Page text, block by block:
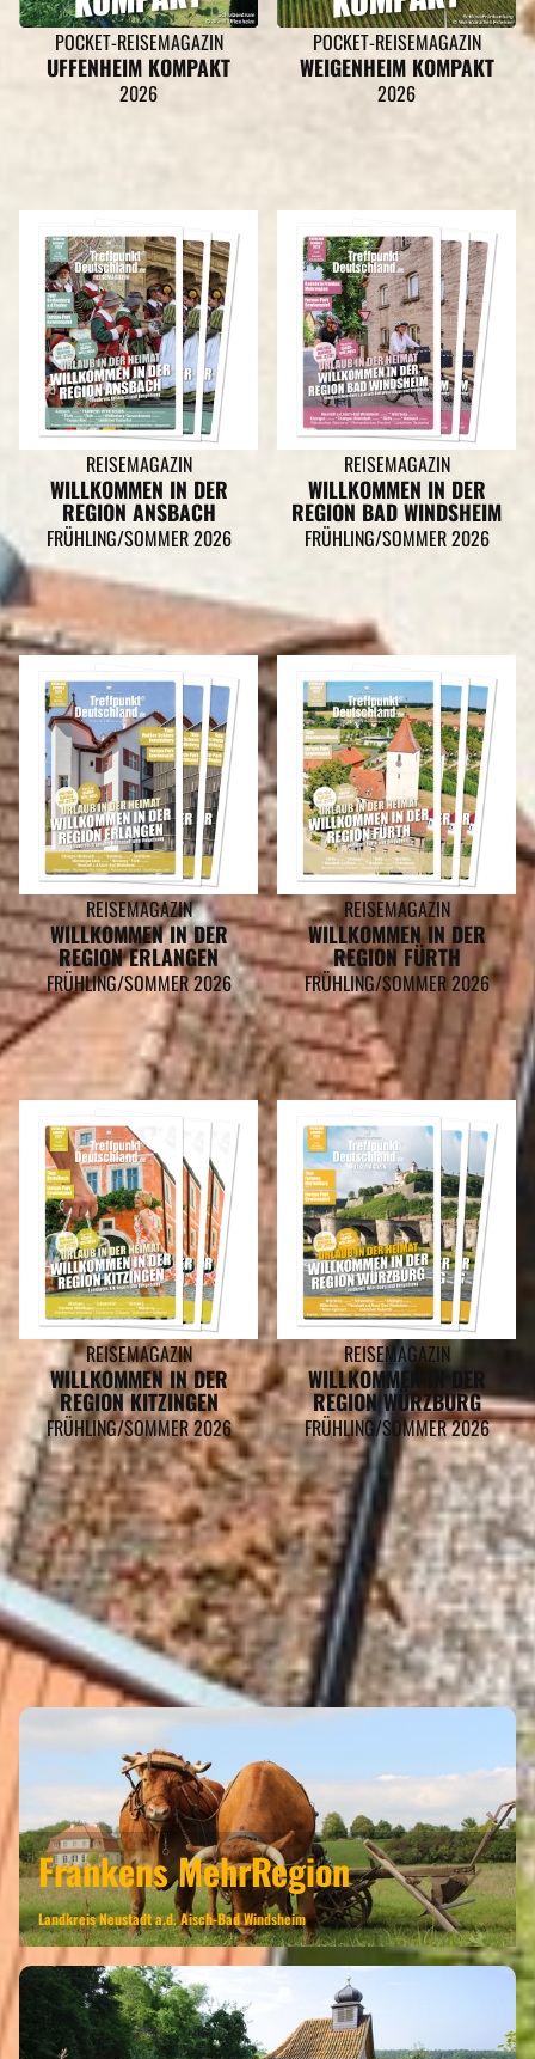
POCKET-REISEMAGAZIN
UFFENHEIM KOMPAKT
2026
POCKET-REISEMAGAZIN
WEIGENHEIM KOMPAKT
2026
REISEMAGAZIN
WILLKOMMEN IN DER
REGION ANSBACH
FRÜHLING/SOMMER 2026
REISEMAGAZIN
WILLKOMMEN IN DER
REGION BAD WINDSHEIM
FRÜHLING/SOMMER 2026
REISEMAGAZIN
WILLKOMMEN IN DER
REGION ERLANGEN
FRÜHLING/SOMMER 2026
REISEMAGAZIN
WILLKOMMEN IN DER
REGION FÜRTH
FRÜHLING/SOMMER 2026
REISEMAGAZIN
WILLKOMMEN IN DER
REGION KITZINGEN
FRÜHLING/SOMMER 2026
REISEMAGAZIN
WILLKOMMEN IN DER
REGION WÜRZBURG
FRÜHLING/SOMMER 2026
MARKT NORDHEIM GEHÖRT ZU
DEN REGIONEN
Frankens MehrRegion
Landkreis Neustadt a.d. Aisch-Bad Windsheim